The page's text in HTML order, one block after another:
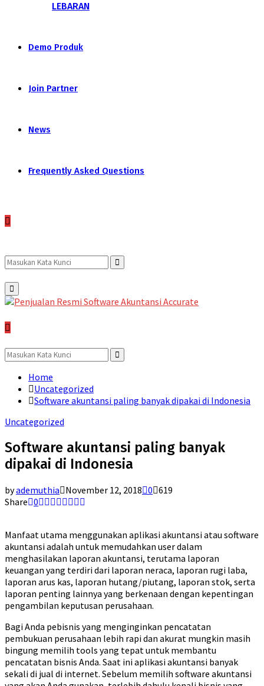
LEBARAN
Demo Produk
Join Partner
News
Frequently Asked Questions
Search
for:
Search
Primary
Menu
Search
for:
Search
Home
Uncategorized
Software akuntansi paling banyak dipakai di Indonesia
Uncategorized
Software akuntansi paling banyak
dipakai di Indonesia
byademuthia November 12, 2018 0 619
Share 0
Manfaat utama menggunakan aplikasi akuntansi atau software
akuntansi adalah untuk memudahkan user dalam
menghasilakan laporan akuntansi, terutama laporan
keuangan yang terdiri dari laporan neraca, laporan rugi laba,
laporan arus kas, laporan hutang/piutang, laporan stok, serta
laporan penting lainnya yang berkenaan dengan kepentingan
pengambilan keputusan perusahaan.
Bagi Anda pebisnis yang menginginkan pencatatan
pembukuan perusahaan lebih rapi dan akurat mungkin masih
bingung memilih tools yang tepat untuk membantu
pencatatan bisnis Anda. Saat ini aplikasi akuntansi banyak
sekali di jual di internet. Sebelum memilih software akuntansi